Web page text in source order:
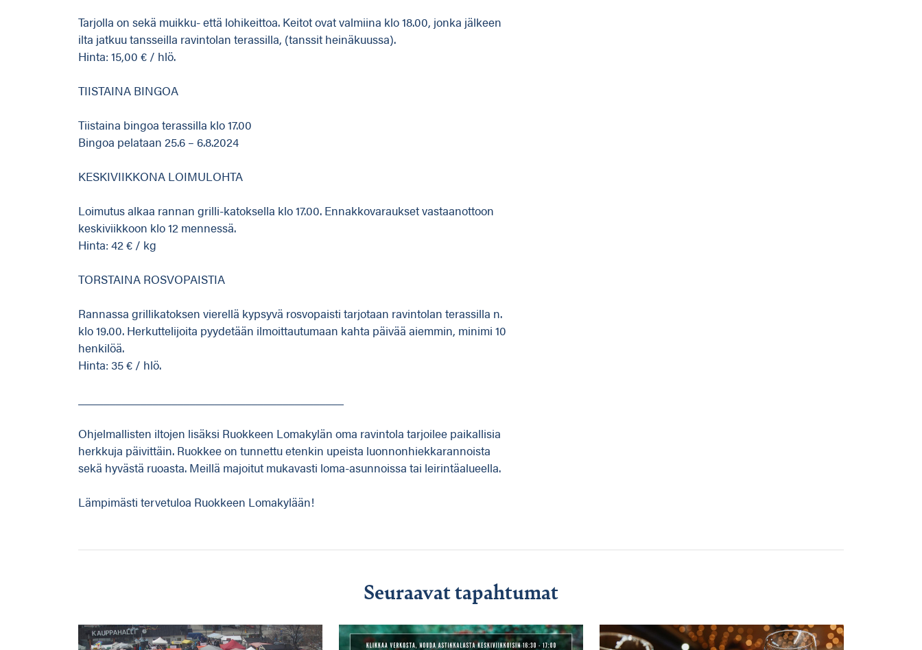
Tarjolla on sekä muikku- että lohikeittoa. Keitot ovat valmiina klo 18.00, jonka jälkeen
ilta jatkuu tansseilla ravintolan terassilla, (tanssit heinäkuussa).
Hinta: 15,00 € / hlö.
TIISTAINA BINGOA
Tiistaina bingoa terassilla klo 17.00
Bingoa pelataan 25.6 – 6.8.2024
KESKIVIIKKONA LOIMULOHTA
Loimutus alkaa rannan grilli-katoksella klo 17.00. Ennakkovaraukset vastaanottoon
keskiviikkoon klo 12 mennessä.
Hinta: 42 € / kg
TORSTAINA ROSVOPAISTIA
Rannassa grillikatoksen vierellä kypsyvä rosvopaisti tarjotaan ravintolan terassilla n.
klo 19.00. Herkuttelijoita pyydetään ilmoittautumaan kahta päivää aiemmin, minimi 10
henkilöä.
Hinta: 35 € / hlö.
Ohjelmallisten iltojen lisäksi Ruokkeen Lomakylän oma ravintola tarjoilee paikallisia
herkkuja päivittäin. Ruokkee on tunnettu etenkin upeista luonnonhiekkarannoista
sekä hyvästä ruoasta. Meillä majoitut mukavasti loma-asunnoissa tai leirintäalueella.
Lämpimästi tervetuloa Ruokkeen Lomakylään!
Seuraavat tapahtumat